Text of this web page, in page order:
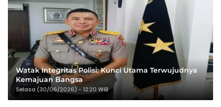
Watak Integritas Polisi: Kunci Utama Terwujudnya
Kemajuan Bangsa
Selasa (30/06/2026) - 12:20 WIB